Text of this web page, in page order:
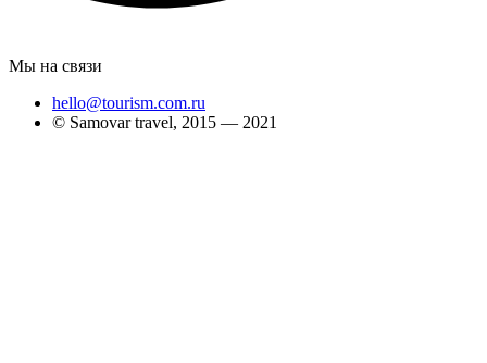
Мы на связи
hello@tourism.com.ru
© Samovar travel, 2015 — 2021